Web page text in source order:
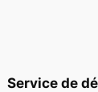
Service de